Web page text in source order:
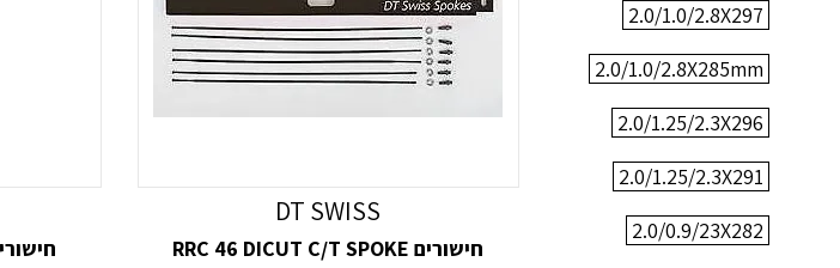
2.0/1.0/2.8X297
2.0/1.0/2.8X285mm
2.0/1.25/2.3X296
2.0/1.25/2.3X291
2.0/0.9/23X282
DT SWISS
חישורים RRC 46 DICUT C/T SPOKE